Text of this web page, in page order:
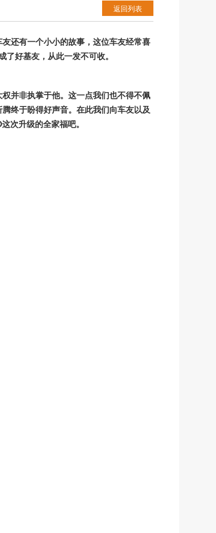
返回列表
还有一个小小的故事，这位车友经常喜
好基友，从此一发不可收。
并非执掌于他。这一点我们也不得不佩
终于盼得好声音。在此我们向车友以及
次升级的全家福吧。